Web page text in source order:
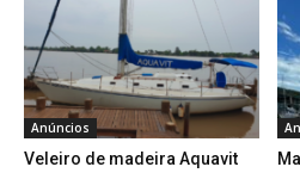
Anúncios
Veleiro de madeira Aquavit